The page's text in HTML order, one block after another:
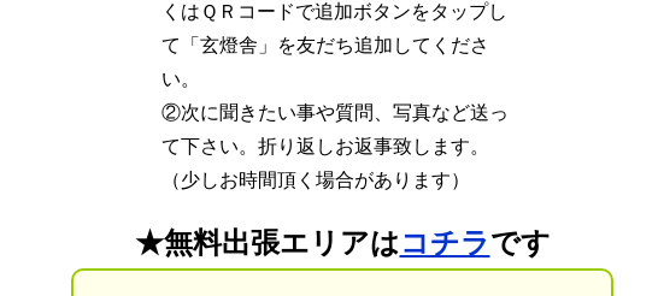
くはＱＲコードで追加ボタンをタップし
て「玄燈舎」を友だち追加してくださ
い。
②次に聞きたい事や質問、写真など送っ
て下さい。折り返しお返事致します。
（少しお時間頂く場合があります）
★無料出張エリアはコチラです